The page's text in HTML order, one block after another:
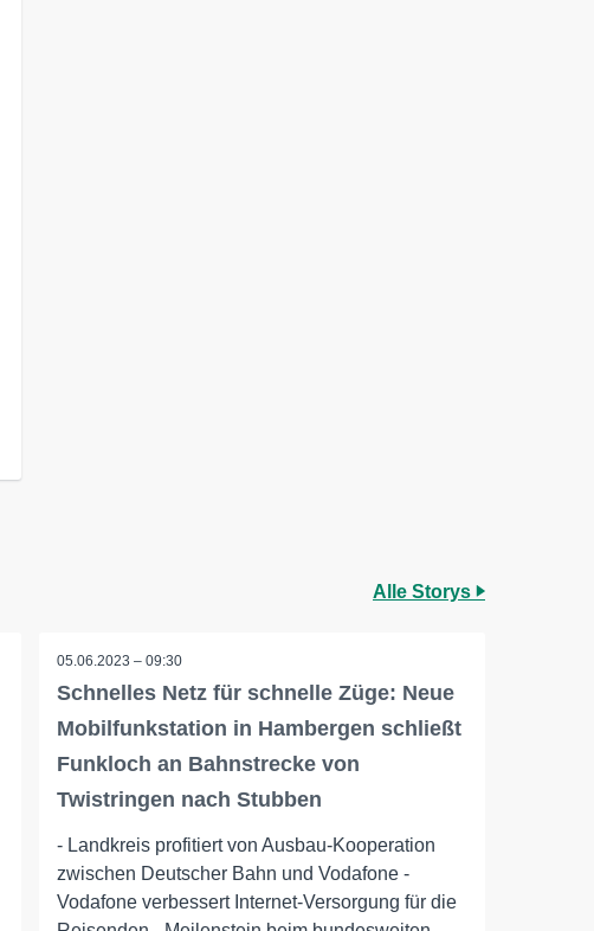
Alle Storys
05.06.2023 – 09:30
Schnelles Netz für schnelle Züge: Neue
Mobilfunkstation in Hambergen schließt
Funkloch an Bahnstrecke von
Twistringen nach Stubben
- Landkreis profitiert von Ausbau-Kooperation
zwischen Deutscher Bahn und Vodafone -
Vodafone verbessert Internet-Versorgung für die